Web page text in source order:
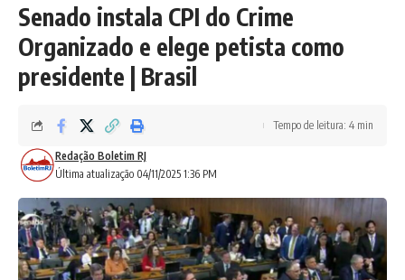
Senado instala CPI do Crime
Organizado e elege petista como
presidente | Brasil
Última atualização 04/11/2025 1:36 PM
Redação Boletim RJ
Tempo de leitura: 4 min